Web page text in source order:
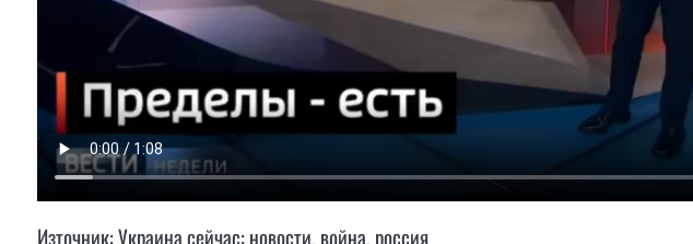
Източник: Украина сейчас: новости, война, россия